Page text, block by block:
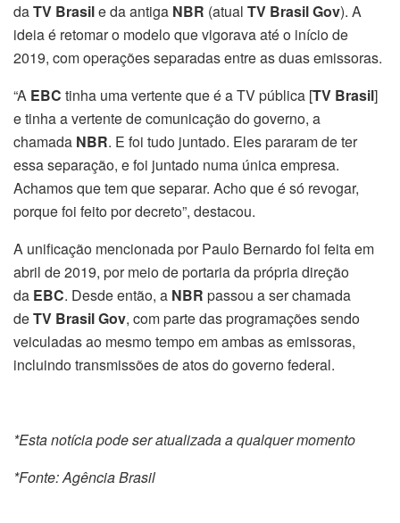
daTV Brasile da antiga NBR (atual TV Brasil Gov). A
ideia é retomar o modelo que vigorava até o início de
2019, com operações separadas entre as duas emissoras.
“A EBC tinha uma vertente que é a TV pública [TV Brasil]
e tinha a vertente de comunicação do governo, a
chamada NBR. E foi tudo juntado. Eles pararam de ter
essa separação, e foi juntado numa única empresa.
Achamos que tem que separar. Acho que é só revogar,
porque foi feito por decreto”, destacou.
A unificação mencionada por Paulo Bernardo foi feita em
abril de 2019, por meio de portaria da própria direção
da EBC. Desde então, a NBR passou a ser chamada
deTV Brasil Gov, com parte das programações sendo
veiculadas ao mesmo tempo em ambas as emissoras,
incluindo transmissões de atos do governo federal.
*Esta notícia pode ser atualizada a qualquer momento
*Fonte: Agência Brasil